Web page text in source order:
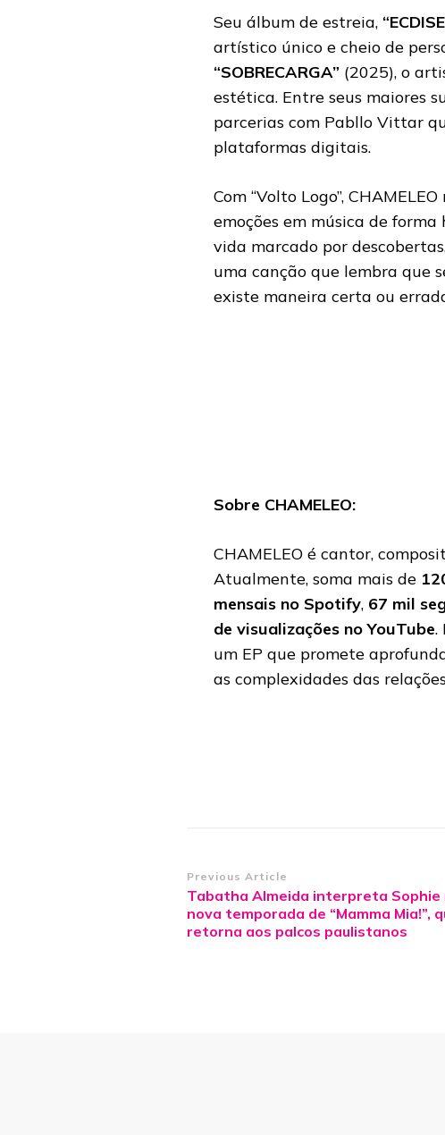
Seu álbum de estreia,
artístico único e cheio de
“SOBRECARGA” (2025), o
estética. Entre seus maiores
parcerias com Pabllo Vittar
plataformas digitais.
Com “Volto Logo”,
emoções em música de
vida marcado por
uma canção que lembra que
existe maneira certa ou
Sobre CHAMELEO:
CHAMELEO é cantor,
Atualmente, soma mais de
mensais no Spotify, 67 mil
de visualizações no YouTube.
um EP que promete
as complexidades das
Post
Navigation
Previous Article
Tabatha Almeida interpreta Sophie
nova temporada de “Mamma Mia!”,
retorna aos palcos paulistanos